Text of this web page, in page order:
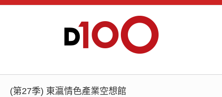
(第27季) 東瀛情色產業空想館